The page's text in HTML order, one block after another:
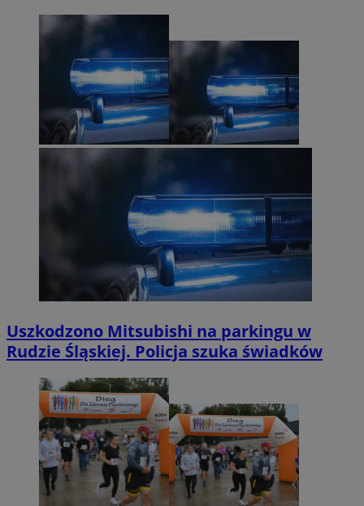
Uszkodzono Mitsubishi na parkingu w
Rudzie Śląskiej. Policja szuka świadków